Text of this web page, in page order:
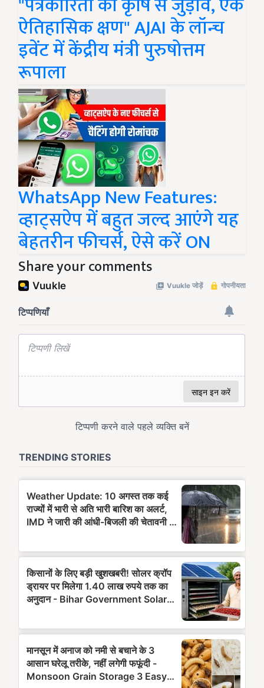
ऐतिहासिक क्षण" AJAI के लॉन्च
इवेंट में केंद्रीय मंत्री पुरुषोत्तम
रूपाला
WhatsApp New Features:
व्हाट्सऐप में बहुत जल्द आएंगे यह
बेहतरीन फीचर्स, ऐसे करें ON
Share your comments